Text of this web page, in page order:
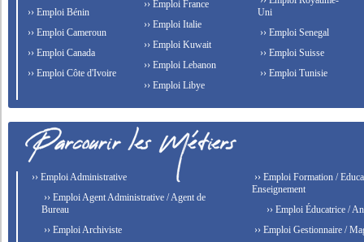
›› Emploi Bénin
›› Emploi Cameroun
›› Emploi Canada
›› Emploi Côte d'Ivoire
›› Emploi France
›› Emploi Italie
›› Emploi Kuwait
›› Emploi Lebanon
›› Emploi Libye
Uni
›› Emploi Senegal
›› Emploi Suisse
›› Emploi Tunisie
›› Emploi Administrative
›› Emploi Agent Administrative / Agent de
Bureau
›› Emploi Archiviste
›› Emploi Formation /
Enseignement
›› Emploi Éducatrice /
›› Emploi Gestionnaire /